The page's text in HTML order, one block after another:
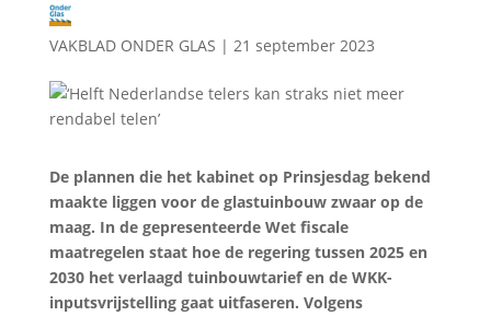
VAKBLAD ONDER GLAS | 21 september 2023
De plannen die het kabinet op Prinsjesdag bekend
maakte liggen voor de glastuinbouw zwaar op de
maag. In de gepresenteerde Wet fiscale
maatregelen staat hoe de regering tussen 2025 en
2030 het verlaagd tuinbouwtarief en de WKK-
inputsvrijstelling gaat uitfaseren. Volgens